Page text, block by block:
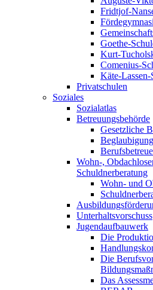
Fridtjof-
Goethe-
Kurt-
Comenius-
Käte-Lassen-
Privatschulen
Soziales
Sozialatlas
Betreuungsbehörde
Gesetzliche
Wohn-,
Schuldnerberatung
Wohn- und
Unterhaltsvorschuss
Jugendaufbauwerk
Die
Die
Das